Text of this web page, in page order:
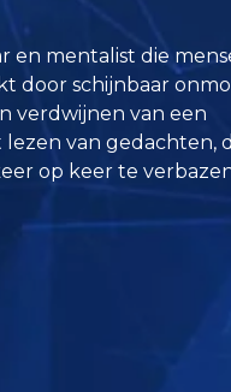
en mentalist die
door schijnbaar
verdwijnen van een
van gedachten,
op keer te